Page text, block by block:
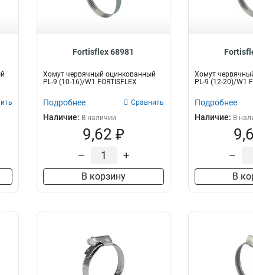
Fortisflex 68981
Хомут червячный оцинкованный
PL-9 (10-16)/W1 FORTISFLEX
Подробнее Сравнить
Наличие: В наличии
9,62 ₽
– +
В корзину
Хомут
PL-9 (12-20)/W1
Подробнее
Наличие: В
–
В